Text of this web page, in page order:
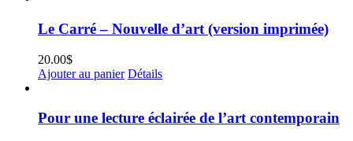
Le Carré – Nouvelle d’art (version imprimée)
20.00$
Ajouter au panier Détails
Pour une lecture éclairée de l’art contemporain